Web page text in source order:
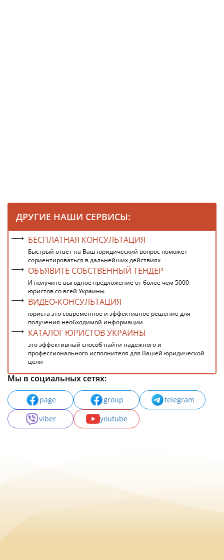
ДРУГИЕ НАШИ СЕРВИСЫ:
БЕСПЛАТНАЯ КОНСУЛЬТАЦИЯ
Быстрый ответ на Ваш юридический вопрос поможет
сориентироваться в дальнейших действиях
ОБЪЯВИТЕ СОБСТВЕННЫЙ ТЕНДЕР
И получите выгодное предложение от более чем 5000
юристов со всей Украины
ВИДЕО-КОНСУЛЬТАЦИЯ
юриста это современное и эффективное решение для
получения необходимой информации
КАТАЛОГ ЮРИСТОВ УКРАИНЫ
это эффективный способ найти надежного и
профессионального исполнителя для Вашей юридической
цели
Мы в социальных сетях:
page group
telegram
viber
youtube